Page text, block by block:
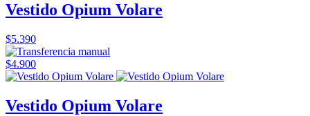
Vestido Opium Volare
$5.390
$4.900
Vestido Opium Volare